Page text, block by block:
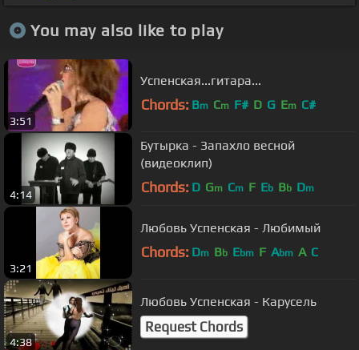
You may also like to play
3:51
Успенская...гитара...
Chords: Bm Cm F# D G Em C#
4:14
Бутырка - Запахло весной
(видеоклип)
Chords: D Gm Cm F Eb Bb Dm
3:21
Любовь Успенская - Любимый
Chords: Dm Bb Ebm F Abm A C
4:38
Любовь Успенская - Карусель
Request Chords